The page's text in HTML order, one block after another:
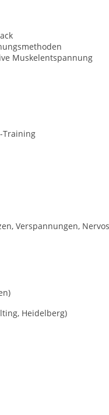
Muskelentspannung
Training
Verspannungen,
Heidelberg)